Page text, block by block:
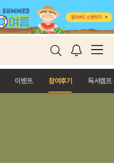
이벤트 참여후기 독서캠프